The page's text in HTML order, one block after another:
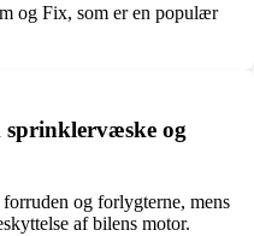
og Fix, som er en populær
sprinklervæske og
og forlygterne, mens
af bilens motor.